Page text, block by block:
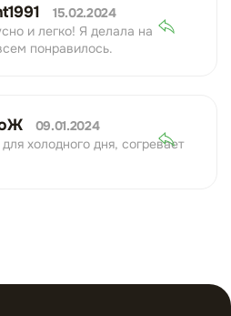
15.02.2024
и легко! Я делала на
понравилось.
09.01.2024
холодного дня, согревает